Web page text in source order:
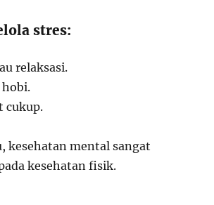
stres:
relaksasi.
cukup.
kesehatan mental sangat
kesehatan fisik.